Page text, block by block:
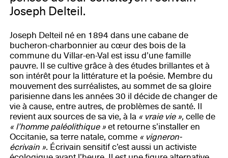
Joseph Delteil.
Joseph Delteil né en 1894 dans une cabane de
bucheron-charbonnier au cœur des bois de la
commune du Villar-en-Val est issu d’une famille
pauvre. Il se cultive grâce à des études brillantes et à
son intérêt pour la littérature et la poésie. Membre du
mouvement des surréalistes, au sommet de sa gloire
parisienne dans les années 30 il décide de changer de
vie à cause, entre autres, de problèmes de santé. Il
revient aux sources de sa vie, à la « vraie vie »,celle de
« l’homme paléolithique »et retourne s’installer en
Occitanie, sa terre natale, comme « vigneron-
écrivain ».Écrivain sensitif c’est aussi un activiste